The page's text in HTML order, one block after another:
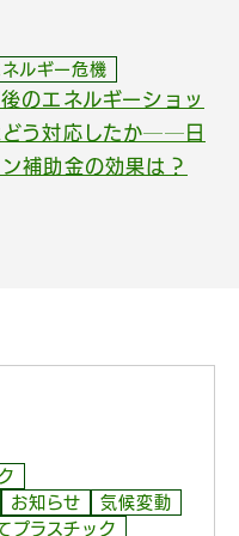
ルギー危機
のエネルギーショッ
どう対応したか──日
補助金の効果は？
お知らせ
気候変動
プラスチック